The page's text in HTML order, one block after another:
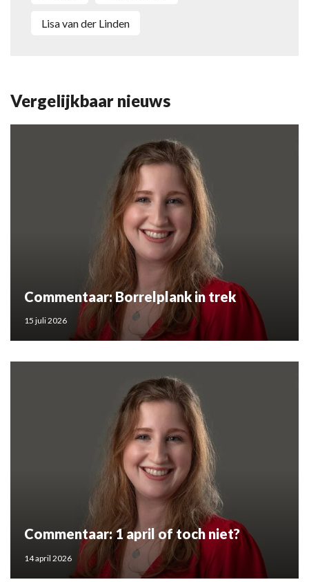
Lisa van der Linden
Vergelijkbaar nieuws
Commentaar: Borrelplank in trek
15 juli 2026
Commentaar: 1 april of toch niet?
14 april 2026